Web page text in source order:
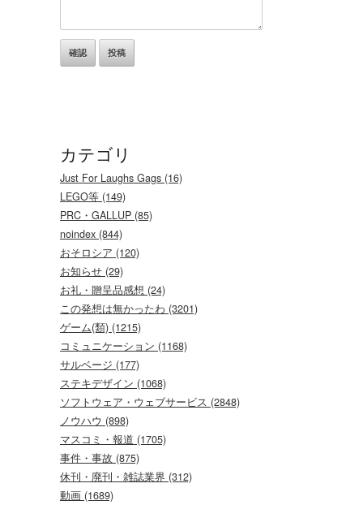
カテゴリ
Just For Laughs Gags (16)
LEGO等 (149)
PRC・GALLUP (85)
noindex (844)
おそロシア (120)
お知らせ (29)
お礼・贈呈品感想 (24)
この発想は無かったわ (3201)
ゲーム(類) (1215)
コミュニケーション (1168)
サルベージ (177)
ステキデザイン (1068)
ソフトウェア・ウェブサービス (2848)
ノウハウ (898)
マスコミ・報道 (1705)
事件・事故 (875)
休刊・廃刊・雑誌業界 (312)
動画 (1689)